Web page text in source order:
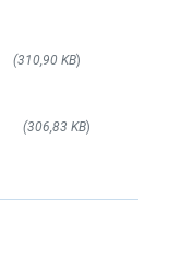
(310,90 KB)
(306,83 KB)